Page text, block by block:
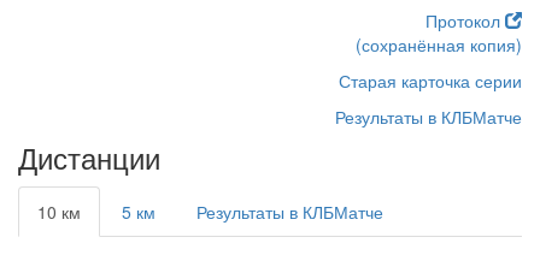
Протокол
(сохранённая копия)
Старая карточка серии
Результаты в КЛБМатче
Дистанции
10 км 5 км Результаты в КЛБМатче